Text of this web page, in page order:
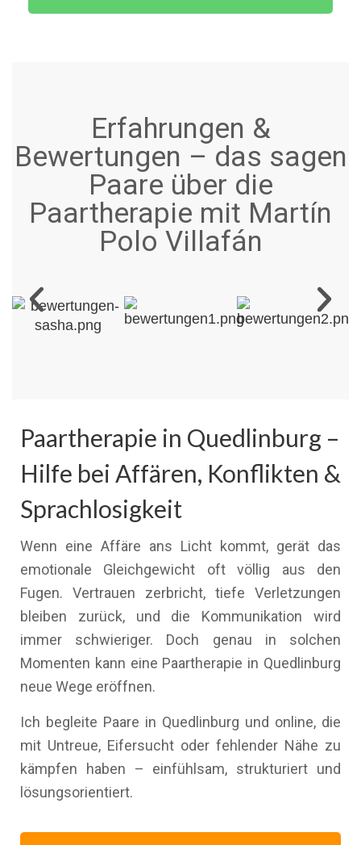
Erfahrungen &
Bewertungen – das sagen
Paare über die
Paartherapie mit Martín
Polo Villafán
Paartherapie in Quedlinburg –
Hilfe bei Affären, Konflikten &
Sprachlosigkeit
Wenn eine Affäre ans Licht kommt, gerät das
emotionale Gleichgewicht oft völlig aus den
Fugen. Vertrauen zerbricht, tiefe Verletzungen
bleiben zurück, und die Kommunikation wird
immer schwieriger. Doch genau in solchen
Momenten kann eine Paartherapie in Quedlinburg
neue Wege eröffnen.
Ich begleite Paare in Quedlinburg und online, die
mit Untreue, Eifersucht oder fehlender Nähe zu
kämpfen haben – einfühlsam, strukturiert und
lösungsorientiert.